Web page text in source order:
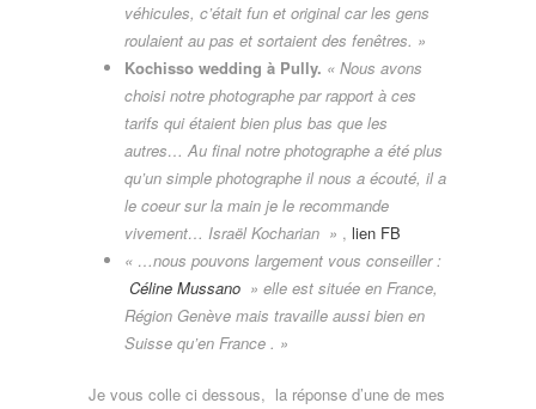
véhicules, c’était fun et original car les gens
roulaient au pas et sortaient des fenêtres. »
Kochisso wedding à Pully. « Nous avons
choisi notre photographe par rapport à ces
tarifs qui étaient bien plus bas que les
autres… Au final notre photographe a été plus
qu’un simple photographe il nous a écouté, il a
le coeur sur la main je le recommande
vivement… Israël Kocharian » , lien FB
« …nous pouvons largement vous conseiller :
Céline Mussano » elle est située en France,
Région Genève mais travaille aussi bien en
Suisse qu’en France . »
Je vous colle ci dessous, la réponse d’une de mes